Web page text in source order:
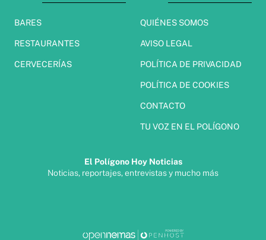
BARES
RESTAURANTES
CERVECERÍAS
QUIÉNES SOMOS
AVISO LEGAL
POLÍTICA DE PRIVACIDAD
POLÍTICA DE COOKIES
CONTACTO
TU VOZ EN EL POLÍGONO
El Polígono Hoy Noticias
Noticias, reportajes, entrevistas y mucho más